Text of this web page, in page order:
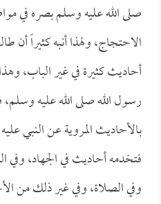
صلى الله عليه وسلم بصره في
الاحتجاج، ولهذا أنبه كثيراً أن
أحاديث كثيرة في غير الباب،
رسول الله صلى الله عليه وسلم،
بالأحاديث المروية عن النبي
فتخدمه أحاديث في الجهاد، وفي
وفي الصلاة، وفي غير ذلك من